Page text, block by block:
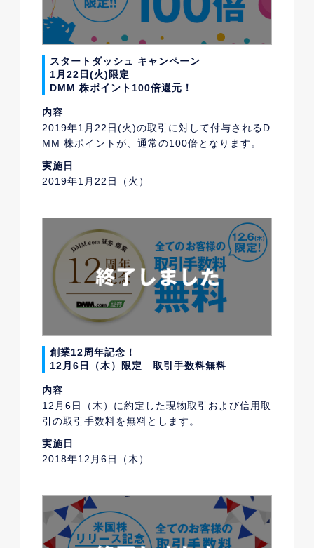
スタートダッシュ キャンペーン
1月22日(火)限定
DMM 株ポイント100倍還元！
内容
2019年1月22日(火)の取引に対して付与されるD
MM 株ポイントが、通常の100倍となります。
実施日
2019年1月22日（火）
創業12周年記念！
12月6日（木）限定 取引手数料無料
内容
12月6日（木）に約定した現物取引および信用取
引の取引手数料を無料とします。
実施日
2018年12月6日（木）